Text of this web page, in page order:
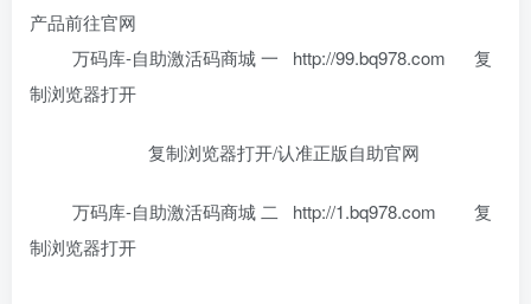
产品前往官网
万码库-自助激活码商城 一 http://99.bq978.com 复
制浏览器打开
复制浏览器打开/认准正版自助官网
万码库-自助激活码商城 二 http://1.bq978.com 复
制浏览器打开